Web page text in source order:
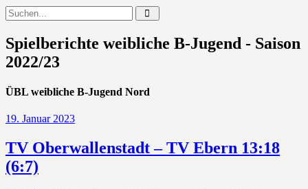
Spielberichte weibliche B-Jugend - Saison
2022/23
ÜBL weibliche B-Jugend Nord
19. Januar 2023
TV Oberwallenstadt – TV Ebern 13:18
(6:7)